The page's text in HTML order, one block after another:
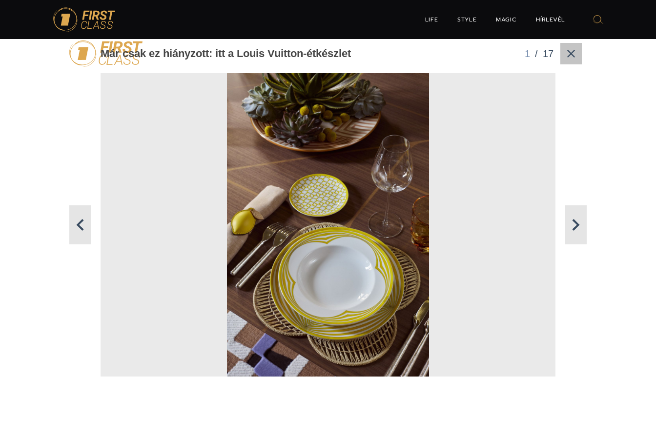
LIFE STYLE MAGIC HÍRLEVÉL
Már csak ez hiányzott: itt a Louis Vuitton-étkészlet 1 / 17